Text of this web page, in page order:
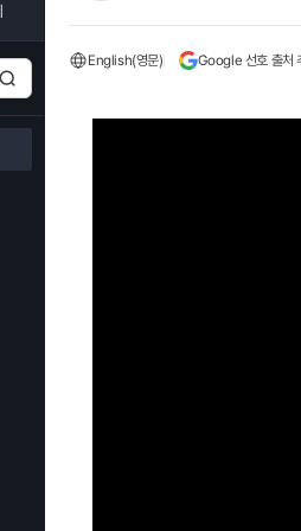
English(영문) Google 선호 출처